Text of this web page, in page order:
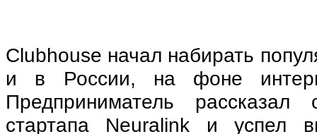
Clubhouse начал набирать
и в России, на фоне
Предприниматель рассказал
стартапа Neuralink и успел